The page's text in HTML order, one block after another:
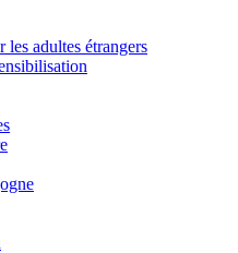
les adultes étrangers